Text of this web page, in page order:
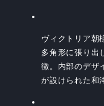
ヴィクトリア朝
多角形に張り出
徴。内部のデザ
が設けられた和